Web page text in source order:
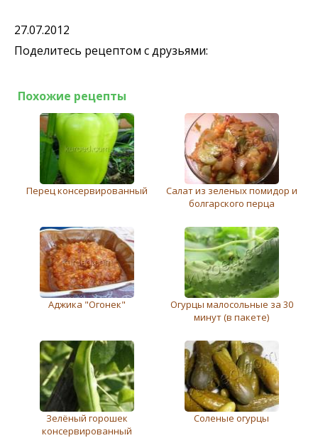
27.07.2012
Поделитесь рецептом с друзьями:
Похожие рецепты
Перец консервированный
Салат из зеленых помидор и
болгарского перца
Аджика "Огонек"
Огурцы малосольные за 30
минут (в пакете)
Зелёный горошек
консервированный
Соленые огурцы